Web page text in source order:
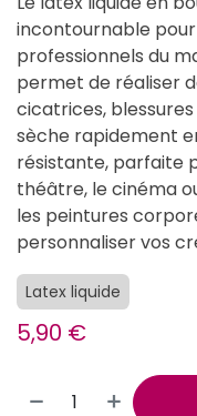
incontournable
professionnels du
permet de réaliser
cicatrices,
sèche rapidement
résistante, parfaite
théâtre, le cinéma
les peintures
personnaliser vos
Latex liquide
5,90 €